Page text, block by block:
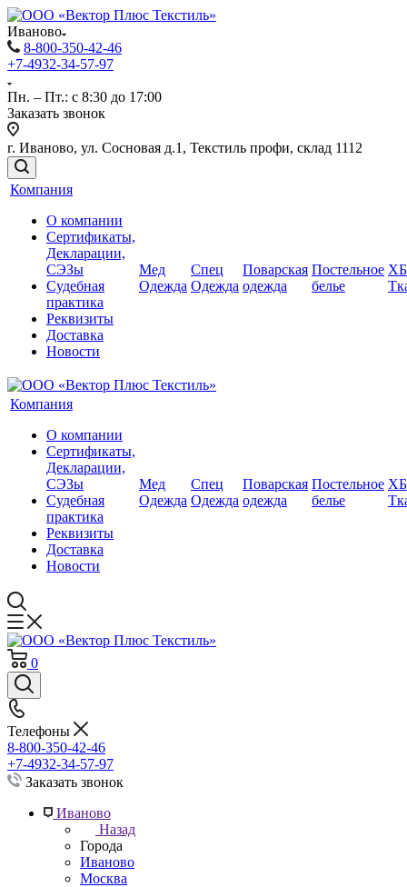
Иваново
8-800-350-42-46
+7-4932-34-57-97
Пн. – Пт.: с 8:30 до 17:00
Заказать звонок
г. Иваново, ул. Сосновая д.1, Текстиль профи, склад 1112
Компания
О компании
Сертификаты,
Декларации,
СЭЗы
Судебная
практика
Реквизиты
Доставка
Новости
Мед
Одежда
Спец
Одежда
Поварская
одежда
Постельное
белье
ХБ
Компания
О компании
Сертификаты,
Декларации,
СЭЗы
Судебная
практика
Реквизиты
Доставка
Новости
Мед
Одежда
Спец
Одежда
Поварская
одежда
Постельное
белье
ХБ
0
Телефоны
8-800-350-42-46
+7-4932-34-57-97
Заказать звонок
Иваново
Назад
Города
Иваново
Москва